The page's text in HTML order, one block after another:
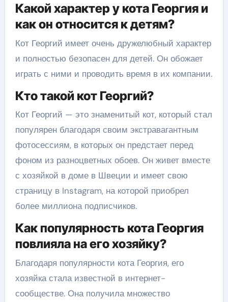
Какой характер у кота Георгия и
как он относится к детям?
Кот Георгий имеет очень дружелюбный характер
и полностью безопасен для детей. Он обожает
играть с ними и проводить время в их компании.
Кто такой кот Георгий?
Кот Георгий — это знаменитый кот, который стал
популярен благодаря своим экстравагантным
фотосессиям, в которых он предстает перед
фоном из разноцветных обоев. Он живет вместе
с хозяйкой в доме в Швеции и имеет свою
страницу в Instagram, на которой приобрел
более миллиона подписчиков.
Как популярность кота Георгия
повлияла на его хозяйку?
Благодаря популярности кота Георгия, его
хозяйка стала известной в интернет-
сообществе. Она получила множество